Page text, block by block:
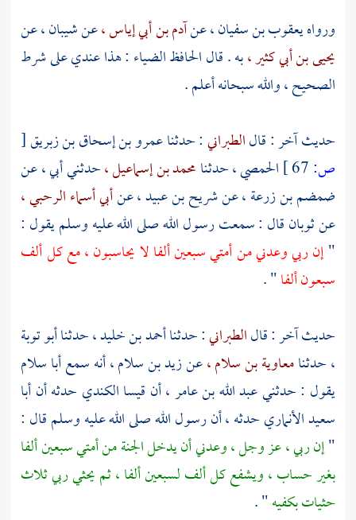
ورواهيعقوب بن سفيان ،عنآدم بن أبي إياس ،عنشيبان ،عن
يحيى بن أبي كثير ،به . قالالحافظ الضياء : هذا عندي على شرط
الصحيح ، والله سبحانه أعلم .
حديث آخر : قالالطبراني: حدثناعمرو بن إسحاق بن زبريق[
ص:
الحمصي ،حدثنامحمد بن إسماعيل ،حدثني أبي ، عن
ضمضم بن زرعة ،عنشريح بن عبيد ،عنأبي أسماء الرحبي ،
عنثوبانقال : سمعت رسول الله صلى الله عليه وسلم يقول :
"إن ربي وعدني من أمتي سبعين ألفا لا يحاسبون ، مع كل ألف
سبعون ألفا" .
حديث آخر : قالالطبراني: حدثناأحمد بن خليد ،حدثناأبو توبة
،حدثنامعاوية بن سلام ،عنزيد بن سلام ،أنه سمعأبا سلام
يقول : حدثنيعبد الله بن عامر ،أن قيسا الكندي حدثه أنأبا
سعيد الأنماريحدثه ، أن رسول الله صلى الله عليه وسلم قال :
"إن ربي ، عز وجل ، وعدني أن يدخل الجنة من أمتي سبعين ألفا
بغير حساب ، ويشفع كل ألف لسبعين ألفا ، ثم يحثي ربي ثلاث
حثيات بكفيه" .